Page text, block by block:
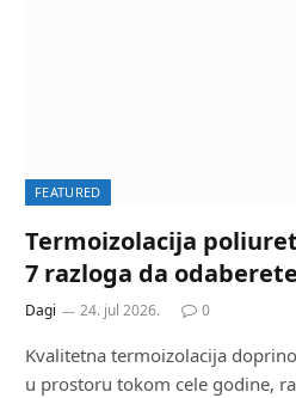
FEATURED
Termoizolacija
7 razloga da
Dagi 24. jul 2026. 0
Kvalitetna termoizolacija
u prostoru tokom cele godine,